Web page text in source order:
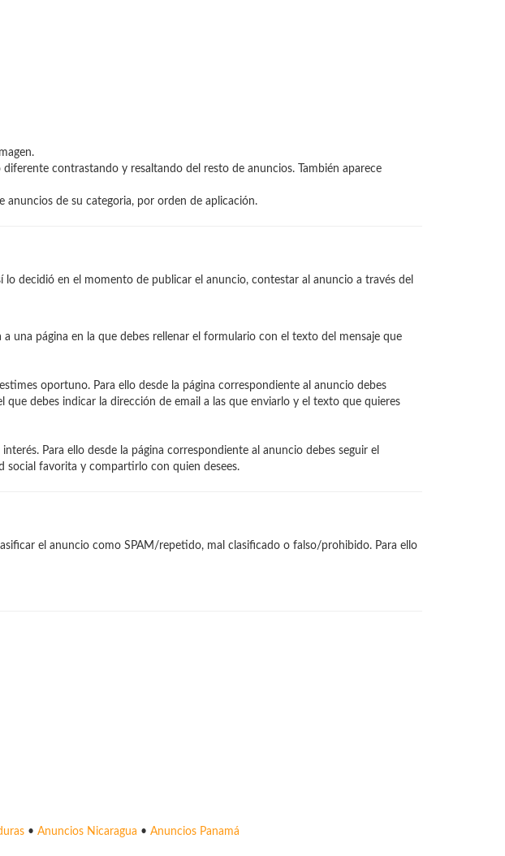
contrastando y resaltando del resto de anuncios. También aparece
anuncios de su categoria, por orden de aplicación.
decidió en el momento de publicar el anuncio, contestar al anuncio a través del
una página en la que debes rellenar el formulario con el texto del mensaje que
oportuno. Para ello desde la página correspondiente al anuncio debes
debes indicar la dirección de email a las que enviarlo y el texto que quieres
Para ello desde la página correspondiente al anuncio debes seguir el
social favorita y compartirlo con quien desees.
el anuncio como SPAM/repetido, mal clasificado o falso/prohibido. Para ello
• Anuncios Nicaragua • Anuncios Panamá